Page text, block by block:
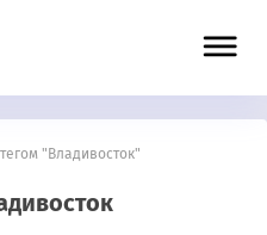
"Владивосток"